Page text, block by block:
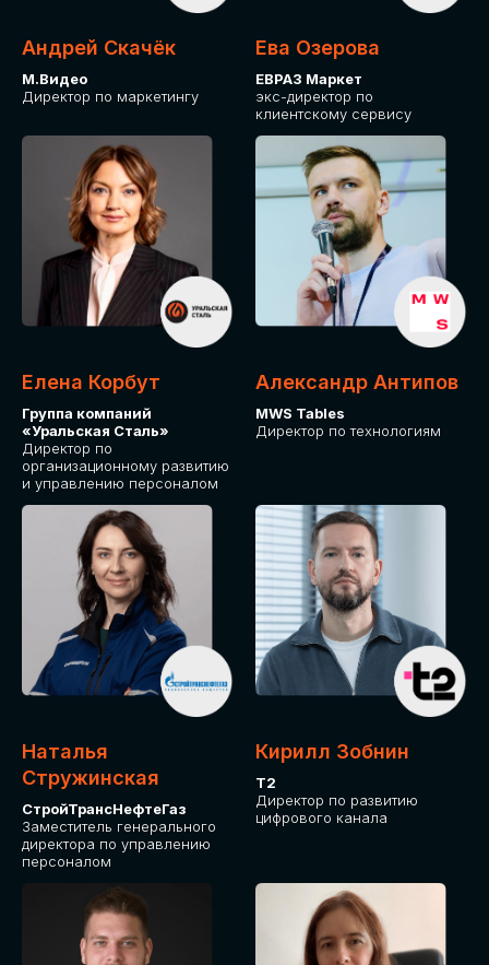
Андрей Скачёк
М.Видео
Директор по маркетингу
Ева Озерова
ЕВРАЗ Маркет
экс-директор по
клиентскому сервису
Елена Корбут
Группа компаний
«Уральская Сталь»
Директор по
организационному развитию
и управлению персоналом
Александр Антипов
MWS Tables
Директор по технологиям
Наталья
Стружинская
СтройТрансНефтеГаз
Заместитель генерального
директора по управлению
персоналом
Кирилл Зобнин
Т2
Директор по развитию
цифрового канала
Приглашаем стать спикером GLOBAL
TECH FORUM и поделиться своим
опытом и экспертизой. Будем рады
сотрудничеству!
СТАТЬ
СПИКЕРОМ
IT Solutions for Business
СРЕДИ ПАРТНЕРОВ
МЕРОПРИЯТИЯ